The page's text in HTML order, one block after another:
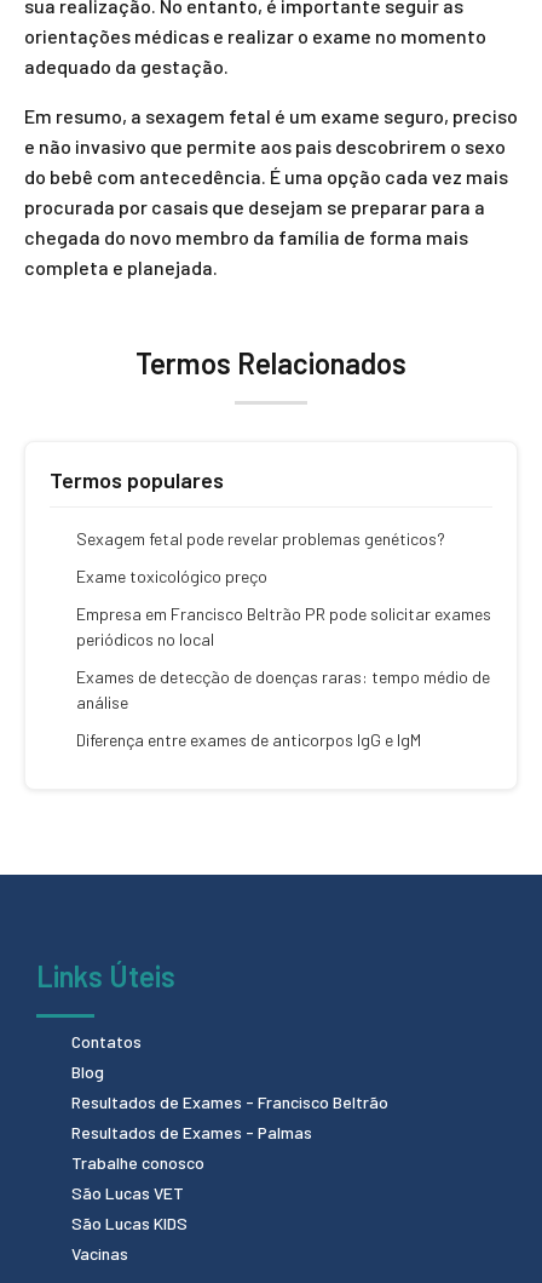
sua realização. No entanto, é importante seguir as
orientações médicas e realizar o exame no momento
adequado da gestação.
Em resumo, a sexagem fetal é um exame seguro, preciso
e não invasivo que permite aos pais descobrirem o sexo
do bebê com antecedência. É uma opção cada vez mais
procurada por casais que desejam se preparar para a
chegada do novo membro da família de forma mais
completa e planejada.
Termos Relacionados
Termos populares
Sexagem fetal pode revelar problemas genéticos?
Exame toxicológico preço
Empresa em Francisco Beltrão PR pode solicitar exames
periódicos no local
Exames de detecção de doenças raras: tempo médio de
análise
Diferença entre exames de anticorpos IgG e IgM
Links Úteis
Contatos
Blog
Resultados de Exames - Francisco Beltrão
Resultados de Exames - Palmas
Trabalhe conosco
São Lucas VET
São Lucas KIDS
Vacinas